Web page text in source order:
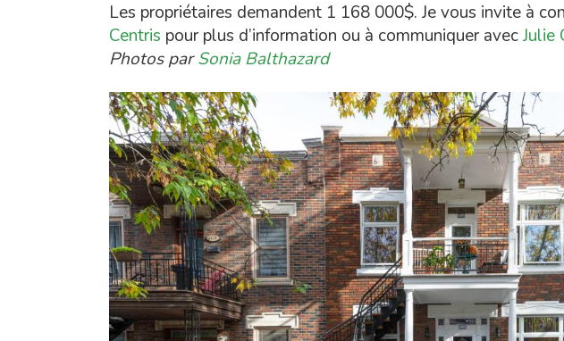
Les propriétaires demandent 1 168 000$. Je vous invite à
Centris pour plus d’information ou à communiquer avecJulie
Photos par Sonia Balthazard